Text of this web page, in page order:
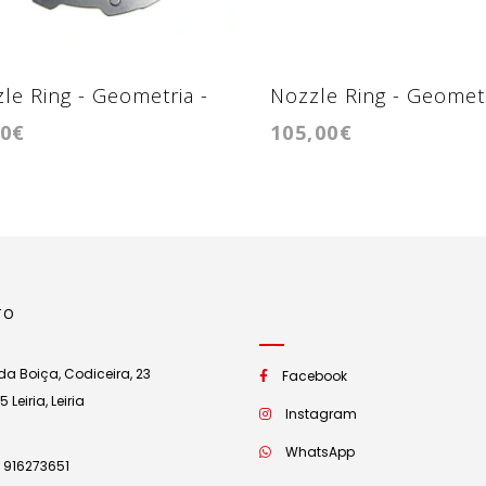
Ring - Geometria -
/ GTC1244VZ
Nozzle Ring -
GTC1446VZ /
105,00€
Boiça, Codiceira, 23
Leiria, Leiria
916273651
Facebook
Instagram
WhatsApp